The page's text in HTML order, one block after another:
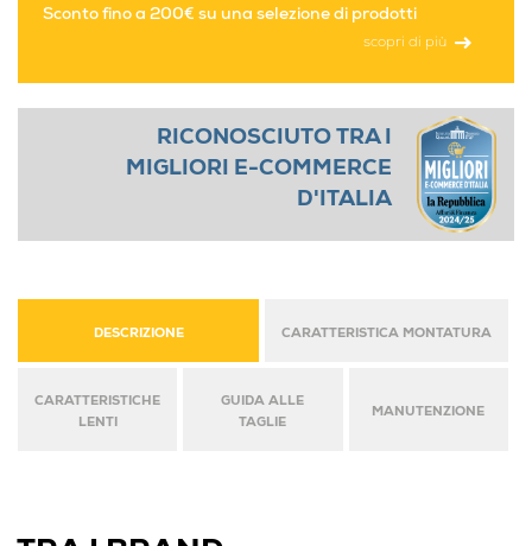
Sconto fino a 200€ su una selezione di prodotti
scopri di più
RICONOSCIUTO TRA I
MIGLIORI E-COMMERCE
D'ITALIA
DESCRIZIONE CARATTERISTICA MONTATURA
CARATTERISTICHE
LENTI
GUIDA ALLE
TAGLIE
MANUTENZIONE